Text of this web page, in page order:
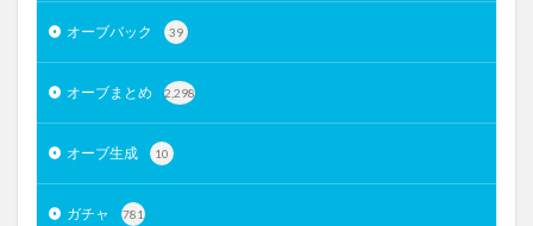
オーブバック 39
オーブまとめ 2,298
オーブ生成 10
ガチャ 781